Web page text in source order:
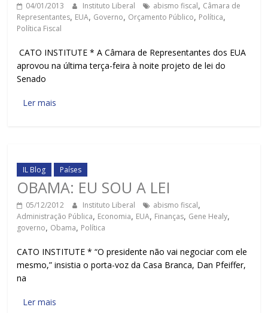
04/01/2013 Instituto Liberal abismo fiscal, Câmara de
Representantes, EUA, Governo, Orçamento Público, Política,
Política Fiscal
CATO INSTITUTE * A Câmara de Representantes dos EUA
aprovou na última terça-feira à noite projeto de lei do
Senado
Ler mais
IL Blog Países
OBAMA: EU SOU A LEI
05/12/2012 Instituto Liberal abismo fiscal,
Administração Pública, Economia, EUA, Finanças, Gene Healy,
governo, Obama, Política
CATO INSTITUTE * “O presidente não vai negociar com ele
mesmo,” insistia o porta-voz da Casa Branca, Dan Pfeiffer,
na
Ler mais